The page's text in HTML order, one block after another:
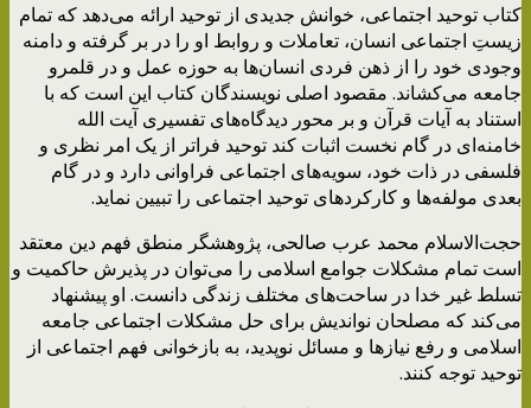
کتاب توحید اجتماعی، خوانش جدیدی از توحید ارائه می‌دهد که تمام
زیستِ اجتماعی انسان، تعاملات و روابط او را در بر گرفته و دامنه‌
وجودی خود را از ذهن فردی انسان‌ها به حوزه عمل و در قلمرو
جامعه می‌کشاند. مقصود اصلی نویسندگان کتاب این است که با
استناد به آیات قرآن و بر محور دیدگاه‌های تفسیری آیت الله
خامنه‌ای در گام نخست اثبات کند توحید فراتر از یک امر نظری و
فلسفی در ذات خود، سویه‌های اجتماعی فراوانی دارد و در گام
بعدی مولفه‌ها و کارکردهای توحید اجتماعی را تبیین نماید.
حجت‌الاسلام محمد عرب صالحی، پژوهشگر منطق فهم دین معتقد
است تمام مشکلات جوامع اسلامی را می‌توان در پذیرش حاکمیت و
تسلط غیر خدا در ساحت‌های مختلف زندگی دانست. او پیشنهاد
می‌کند که مصلحان نواندیش برای حل مشکلات اجتماعی جامعه
اسلامی و رفع نیازها و مسائل نوپدید، به بازخوانی فهم اجتماعی از
توحید توجه کنند.